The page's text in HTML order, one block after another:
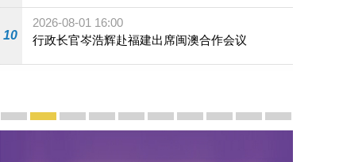
10
2026-08-01 16:00
行政长官岑浩辉赴福建出席闽澳合作会议
宣传及推广
赓续中葡传统友谊 续写“一国两制”新篇章 — 澳门“一国
澳门名片集
行政长官岑浩辉11月18日发表2026年施政报
施政特写澳门特别行政区经济和社会发展第
横琴粤澳深度合作区专题网站
施政小讲堂
走进澳门澳门相簿2020
《澳门微视